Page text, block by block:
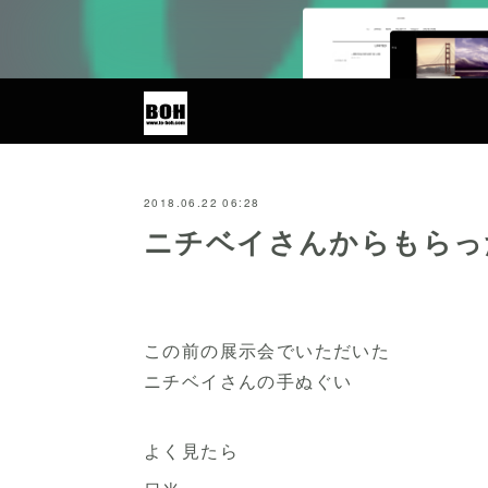
2018.06.22 06:28
ニチベイさんからもら
この前の展示会でいただいた
ニチベイさんの手ぬぐい
よく見たら